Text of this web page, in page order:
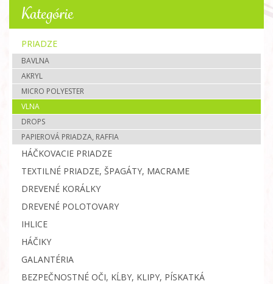
Kategórie
PRIADZE
BAVLNA
AKRYL
MICRO POLYESTER
VLNA
DROPS
PAPIEROVÁ PRIADZA, RAFFIA
HÁČKOVACIE PRIADZE
TEXTILNÉ PRIADZE, ŠPAGÁTY, MACRAME
DREVENÉ KORÁLKY
DREVENÉ POLOTOVARY
IHLICE
HÁČIKY
GALANTÉRIA
BEZPEČNOSTNÉ OČI, KĹBY, KLIPY, PÍSKATKÁ